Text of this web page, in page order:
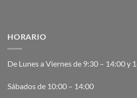
HORARIO
De Lunes a Viernes de 9:30 – 14:00 y
Sábados de 10:00 – 14:00